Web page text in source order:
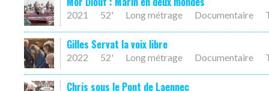
2021 52' Long métrage Documentaire
Gilles Servat la voix libre
2022 52' Long métrage Documentaire
Chris sous le Pont de Laennec